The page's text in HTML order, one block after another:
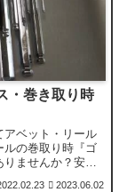
・巻き取り時
アベット・リール
ルの巻取り時『ゴ
ませんか？安易
2023.06.02